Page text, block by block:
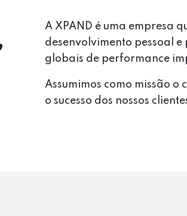
A XPAND é uma empresa
desenvolvimento pessoal e
globais de performance
Assumimos como missão
o sucesso dos nossos